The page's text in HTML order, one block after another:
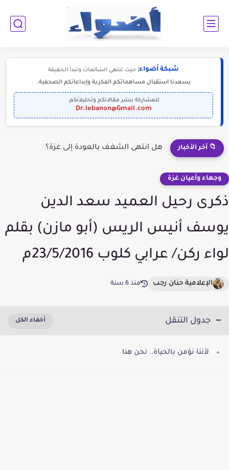
شبكة أضواء | حيث تنتهي الشائعات وتبدأ الحقيقة
يسعدنا استقبال مساهماتكم الفكرية وإبداعاتكم الصحفية.
للمشاركة بنشر مقالاتكم وتحليلاتكم:
Dr.lebanon@Gmail.com
📁 آخر الأخبار
وجهاء وأعيان غزة
ذكرى رحيل العميد سعد الدين
يوسف أنيس الريس (أبو مازن) بقلم
لواء ركن/ عرابي كلوب 23/5/2016م
الإعلامية حنان رجب منذ 6 سنة
جدول التنقل
لأننا نؤمن بالحياة.. نحن هنا